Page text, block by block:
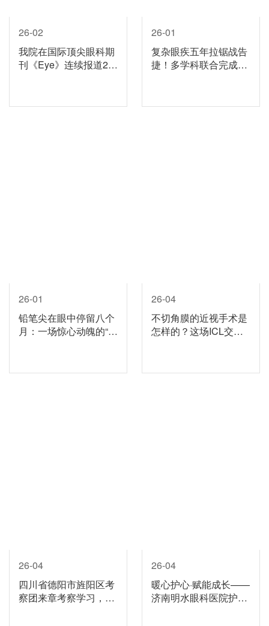
26-02
我院在国际顶尖眼科期
刊《Eye》连续报道2例
26-01
复杂眼疾五年拉锯战告
捷！多学科联合完成高
26-01
铅笔尖在眼中停留八个
月：一场惊心动魄的“眼
26-04
不切角膜的近视手术是
怎样的？这场ICL交流
26-04
四川省德阳市旌阳区考
察团来章考察学习，莅
26-04
暖心护心·赋能成长——
济南明水眼科医院护士